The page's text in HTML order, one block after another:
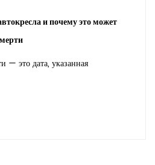
и почему это может